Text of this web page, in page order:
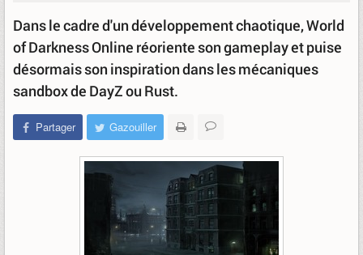
Dans le cadre d'un développement chaotique, World
of Darkness Online réoriente son gameplay et puise
désormais son inspiration dans les mécaniques
sandbox de DayZ ou Rust.
Partager Gazouiller